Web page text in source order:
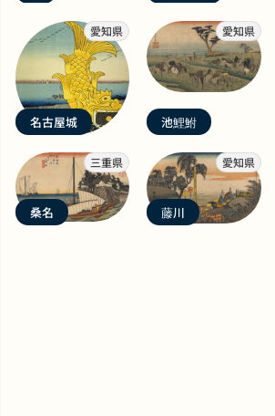
愛知県
名古屋城
愛知県
池鯉鮒
三重県
桑名
愛知県
藤川